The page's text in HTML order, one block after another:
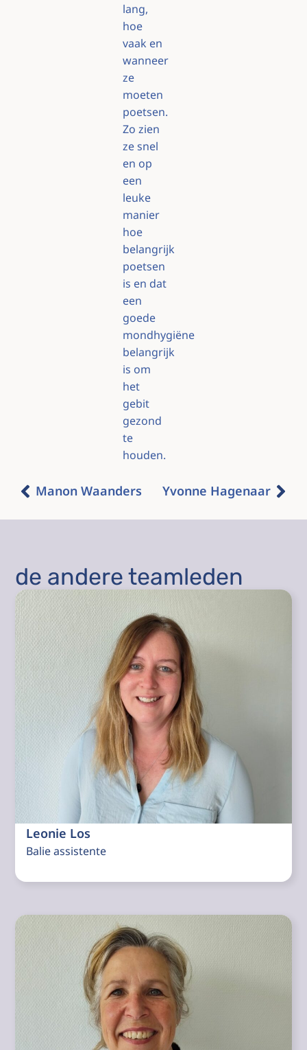
lang,
hoe
vaak en
wanneer
ze
moeten
poetsen.
Zo zien
ze snel
en op
een
leuke
manier
hoe
belangrijk
poetsen
is en dat
een
goede
mondhygiëne
belangrijk
is om
het
gebit
gezond
te
houden.
Manon Waanders Yvonne Hagenaar
de andere teamleden
Leonie Los
Balie assistente